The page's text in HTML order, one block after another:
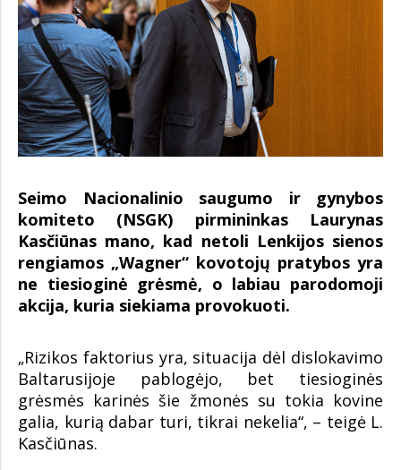
Seimo Nacionalinio saugumo ir gynybos
komiteto (NSGK) pirmininkas Laurynas
Kasčiūnas mano, kad netoli Lenkijos sienos
rengiamos „Wagner“ kovotojų pratybos yra
ne tiesioginė grėsmė, o labiau parodomoji
akcija, kuria siekiama provokuoti.
„Rizikos faktorius yra, situacija dėl dislokavimo
Baltarusijoje pablogėjo, bet tiesioginės
grėsmės karinės šie žmonės su tokia kovine
galia, kurią dabar turi, tikrai nekelia“, – teigė L.
Kasčiūnas.